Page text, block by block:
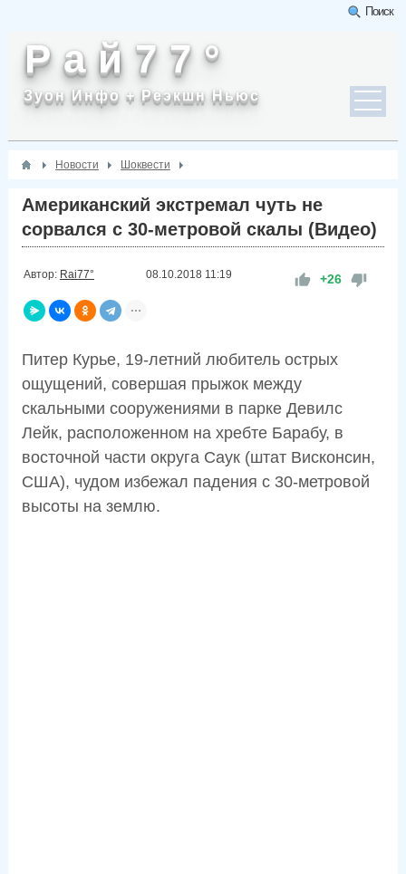
Поиск
Р а й 7 7 °
Зуон Инфо + Реэкшн Ньюс
Новости Шоквести
Американский экстремал чуть не
сорвался с 30-метровой скалы (Видео)
Автор: Rai77° 08.10.2018 11:19 +26
Питер Курье, 19-летний любитель острых
ощущений, совершая прыжок между
скальными сооружениями в парке Девилс
Лейк, расположенном на хребте Барабу, в
восточной части округа Саук (штат Висконсин,
США), чудом избежал падения с 30-метровой
высоты на землю.